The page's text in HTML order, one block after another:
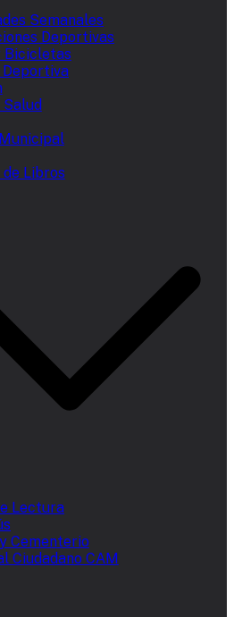
Semanales
Deportivas
Bicicletas
Deportiva
Libros
Lectura
Cementerio
Ciudadano CAM